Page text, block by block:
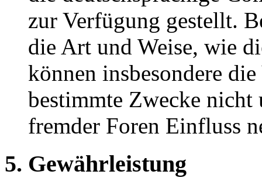
zur Verfügung gestellt.
die Art und Weise, wie
können insbesondere
bestimmte Zwecke nicht
fremder Foren Einfluss
5. Gewährleistung